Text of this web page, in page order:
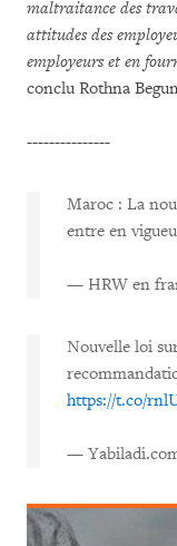
maltraitance des
attitudes des
employeurs et en
conclu Rothna
---------------
Maroc : La
entre en
— HRW en
Nouvelle loi
https://t.co/
—